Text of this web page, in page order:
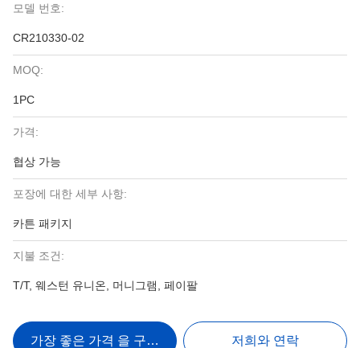
모델 번호:
CR210330-02
MOQ:
1PC
가격:
협상 가능
포장에 대한 세부 사항:
카튼 패키지
지불 조건:
T/T, 웨스턴 유니온, 머니그램, 페이팔
가장 좋은 가격 을 구하라 저희와 연락